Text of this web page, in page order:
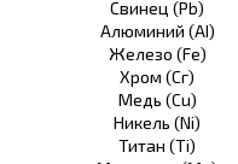
Свинец (Pb)
Алюминий (AI)
Железо (Fe)
Хром (Сг)
Медь (Cu)
Никель (Ni)
Титан (Ti)